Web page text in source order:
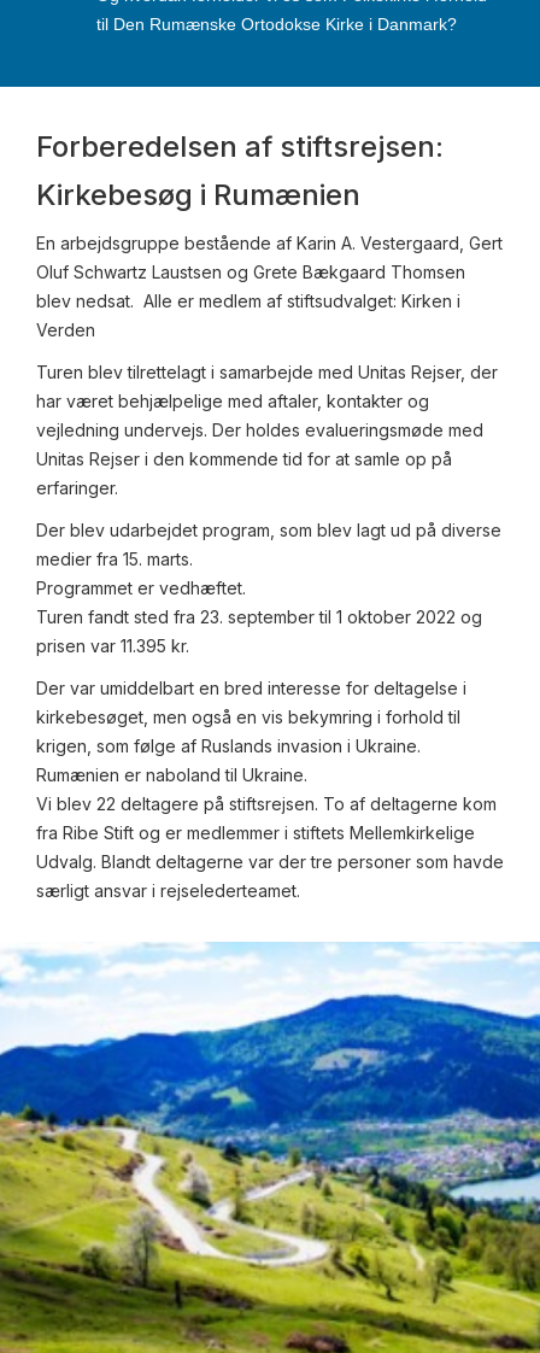
til Den Rumænske Ortodokse Kirke i Danmark?
Forberedelsen af stiftsrejsen:
Kirkebesøg i Rumænien
En arbejdsgruppe bestående af Karin A. Vestergaard, Gert
Oluf Schwartz Laustsen og Grete Bækgaard Thomsen
blev nedsat. Alle er medlem af stiftsudvalget: Kirken i
Verden
Turen blev tilrettelagt i samarbejde med Unitas Rejser, der
har været behjælpelige med aftaler, kontakter og
vejledning undervejs. Der holdes evalueringsmøde med
Unitas Rejser i den kommende tid for at samle op på
erfaringer.
Der blev udarbejdet program, som blev lagt ud på diverse
medier fra 15. marts.
Programmet er vedhæftet.
Turen fandt sted fra 23. september til 1 oktober 2022 og
prisen var 11.395 kr.
Der var umiddelbart en bred interesse for deltagelse i
kirkebesøget, men også en vis bekymring i forhold til
krigen, som følge af Ruslands invasion i Ukraine.
Rumænien er naboland til Ukraine.
Vi blev 22 deltagere på stiftsrejsen. To af deltagerne kom
fra Ribe Stift og er medlemmer i stiftets Mellemkirkelige
Udvalg. Blandt deltagerne var der tre personer som havde
særligt ansvar i rejselederteamet.